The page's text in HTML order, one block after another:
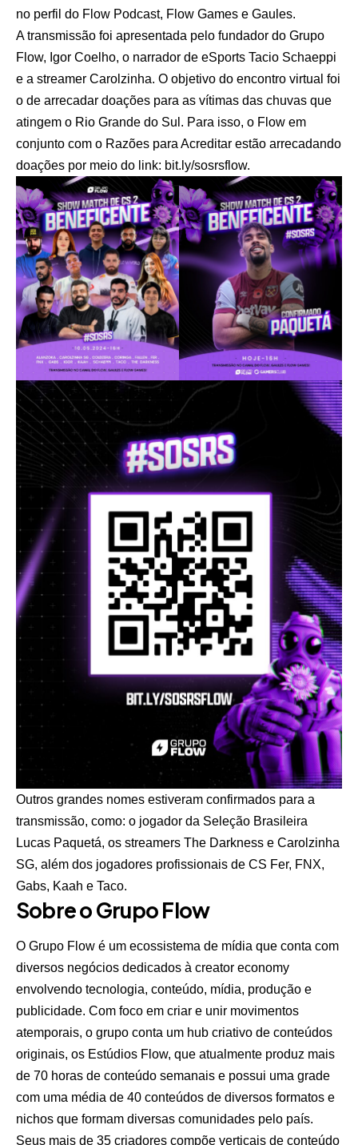
no perfil do Flow Podcast, Flow Games e Gaules.
A transmissão foi apresentada pelo fundador do Grupo
Flow, Igor Coelho, o narrador de eSports Tacio Schaeppi
e a streamer Carolzinha. O objetivo do encontro virtual foi
o de arrecadar doações para as vítimas das chuvas que
atingem o Rio Grande do Sul. Para isso, o Flow em
conjunto com o Razões para Acreditar estão arrecadando
doações por meio do link: bit.ly/sosrsflow.
Outros grandes nomes estiveram confirmados para a
transmissão, como: o jogador da Seleção Brasileira
Lucas Paquetá, os streamers The Darkness e Carolzinha
SG, além dos jogadores profissionais de CS Fer, FNX,
Gabs, Kaah e Taco.
Sobre o Grupo Flow
O Grupo Flow é um ecossistema de mídia que conta com
diversos negócios dedicados à creator economy
envolvendo tecnologia, conteúdo, mídia, produção e
publicidade. Com foco em criar e unir movimentos
atemporais, o grupo conta um hub criativo de conteúdos
originais, os Estúdios Flow, que atualmente produz mais
de 70 horas de conteúdo semanais e possui uma grade
com uma média de 40 conteúdos de diversos formatos e
nichos que formam diversas comunidades pelo país.
Seus mais de 35 criadores compõe verticais de conteúdo